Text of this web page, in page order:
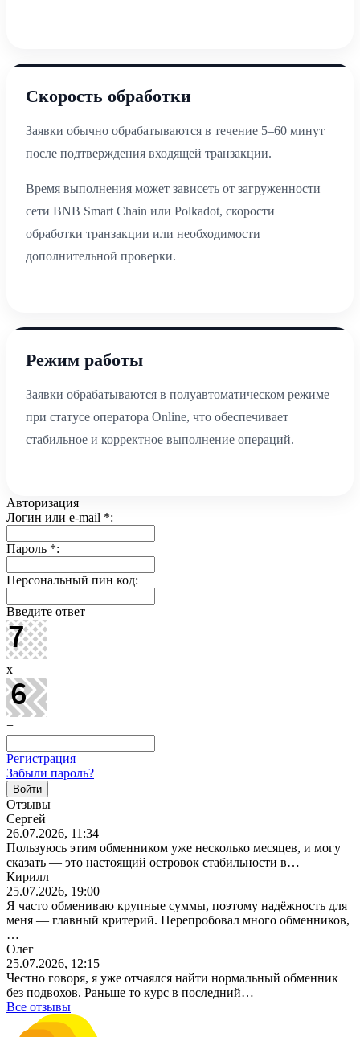
Скорость обработки
Заявки обычно обрабатываются в течение 5–60 минут
после подтверждения входящей транзакции.
Время выполнения может зависеть от загруженности
сети BNB Smart Chain или Polkadot, скорости
обработки транзакции или необходимости
дополнительной проверки.
Режим работы
Заявки обрабатываются в полуавтоматическом режиме
при статусе оператора Online, что обеспечивает
стабильное и корректное выполнение операций.
Авторизация
Логин или e-mail *:
Пароль *:
Персональный пин код:
Введите ответ
x
=
Регистрация
Забыли пароль?
Отзывы
Сергей
26.07.2026, 11:34
Пользуюсь этим обменником уже несколько месяцев, и могу
сказать — это настоящий островок стабильности в…
Кирилл
25.07.2026, 19:00
Я часто обмениваю крупные суммы, поэтому надёжность для
меня — главный критерий. Перепробовал много обменников,
…
Олег
25.07.2026, 12:15
Честно говоря, я уже отчаялся найти нормальный обменник
без подвохов. Раньше то курс в последний…
Все отзывы